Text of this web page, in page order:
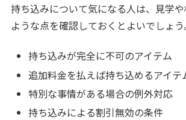
持ち込みについて気になる人は、見学
ような点を確認しておくとよいでしょう
持ち込みが完全に不可のアイテム
追加料金を払えば持ち込めるアイテ
特別な事情がある場合の例外対応
持ち込みによる割引無効の条件